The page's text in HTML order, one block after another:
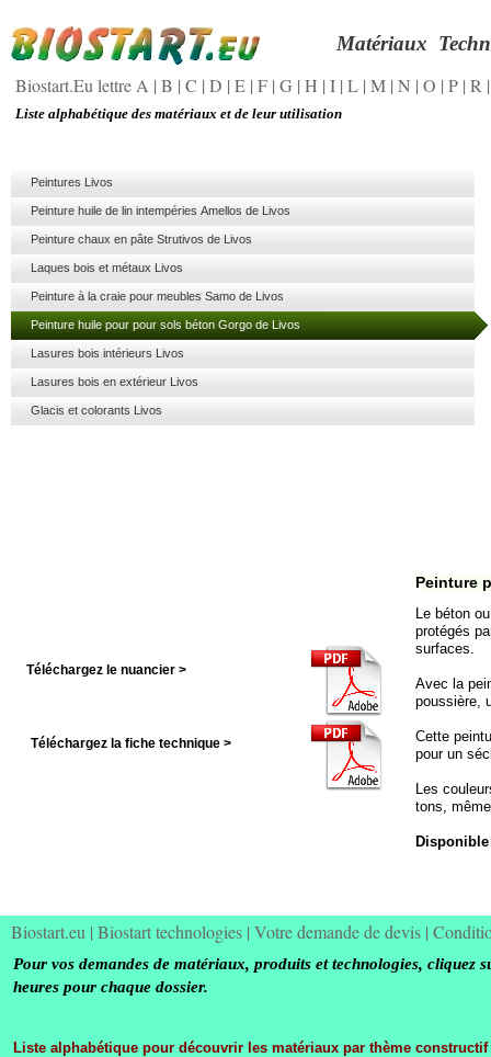
Liste alphabétique des matériaux et de leur utilisation
Biostart.Eu lettre A | B | C | D | E | F | G | H | I | L | M | N | O | P | R
Peintures Livos
Peinture huile de lin intempéries Amellos de Livos
Peinture chaux en pâte Strutivos de Livos
Laques bois et métaux Livos
Peinture à la craie pour meubles Samo de Livos
Peinture huile pour pour sols béton Gorgo de Livos
Lasures bois intérieurs Livos
Lasures bois en extérieur Livos
Glacis et colorants Livos
Peinture
Le béton
protégés
surfaces.
Avec la
poussière,
Cette
pour un
Les
tons,
Téléchargez la fiche technique >
Téléchargez le nuancier >
Pour vos demandes de matériaux, produits et technologies, cliquez
heures pour chaque dossier.
Biostart.eu | Biostart technologies | Votre demande de devis |
Liste alphabétique pour découvrir les matériaux par thème constructif
Matériaux